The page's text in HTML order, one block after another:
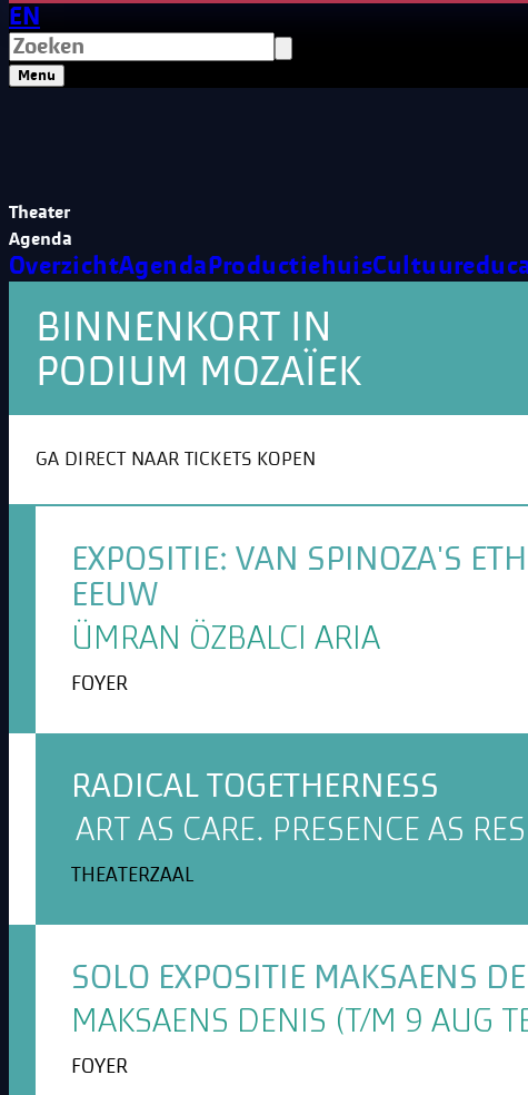
EN
Menu
Theater
Agenda
OverzichtAgendaProductiehuis
BINNENKORT IN
PODIUM MOZAÏEK
GA DIRECT NAAR TICKETS KOPEN
EXPOSITIE: VAN SPINOZA'S
EEUW
ÜMRAN ÖZBALCI ARIA
FOYER
RADICAL TOGETHERNESS
ART AS CARE. PRESENCE AS
THEATERZAAL
SOLO EXPOSITIE MAKSAENS
MAKSAENS DENIS (T/M 9 AUG
FOYER